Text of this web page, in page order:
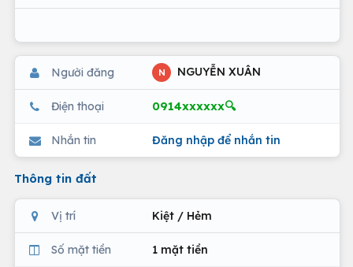
Người đăng N NGUYỄN XUÂN
Điện thoại 0914xxxxxx🔍
Nhắn tin Đăng nhập để nhắn tin
Thông tin đất
Vị trí Kiệt / Hẻm
Số mặt tiền 1 mặt tiền